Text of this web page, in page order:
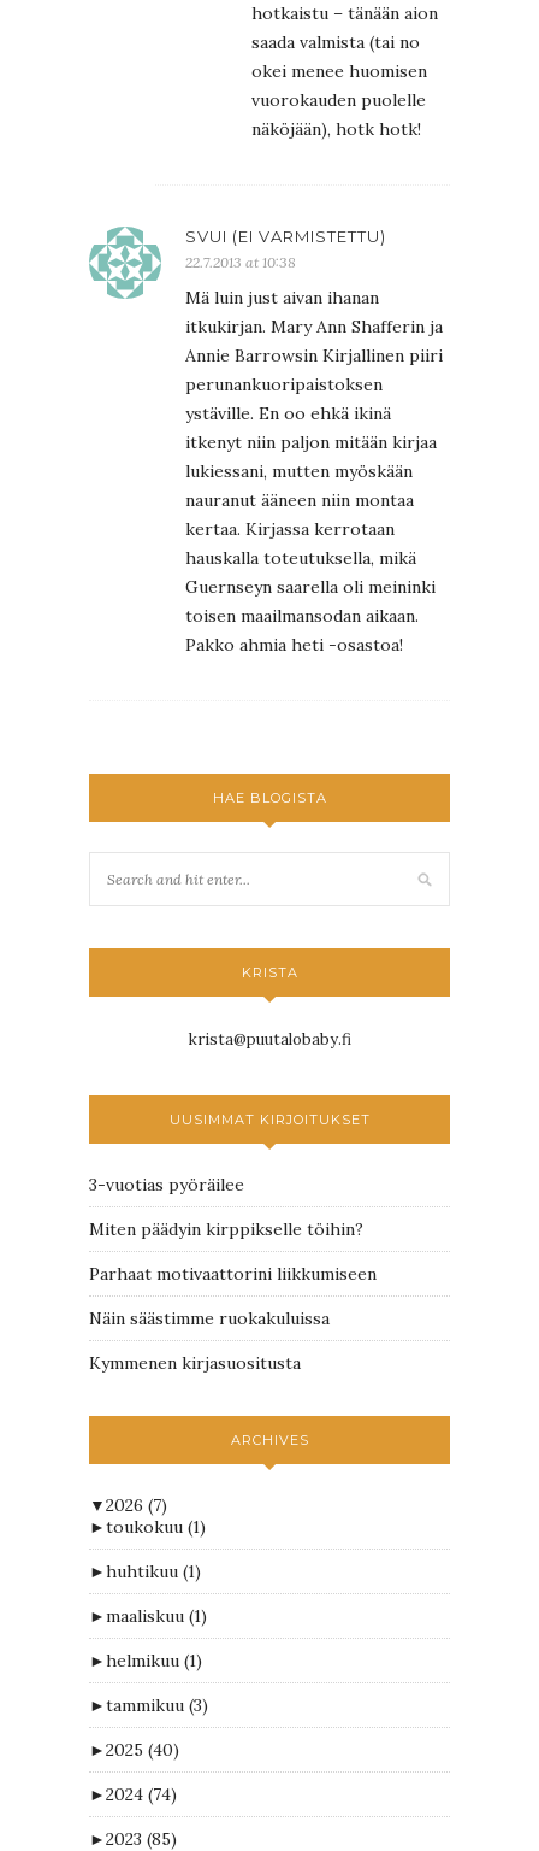
hotkaistu – tänään aion
saada valmista (tai no
okei menee huomisen
vuorokauden puolelle
näköjään), hotk hotk!
SVUI (EI VARMISTETTU)
22.7.2013 at 10:38
Mä luin just aivan ihanan
itkukirjan. Mary Ann Shafferin ja
Annie Barrowsin Kirjallinen piiri
perunankuoripaistoksen
ystäville. En oo ehkä ikinä
itkenyt niin paljon mitään kirjaa
lukiessani, mutten myöskään
nauranut ääneen niin montaa
kertaa. Kirjassa kerrotaan
hauskalla toteutuksella, mikä
Guernseyn saarella oli meininki
toisen maailmansodan aikaan.
Pakko ahmia heti -osastoa!
HAE BLOGISTA
KRISTA
krista@puutalobaby.fi
UUSIMMAT KIRJOITUKSET
3-vuotias pyöräilee
Miten päädyin kirppikselle töihin?
Parhaat motivaattorini liikkumiseen
Näin säästimme ruokakuluissa
Kymmenen kirjasuositusta
ARCHIVES
▼2026 (7)
►toukokuu (1)
►huhtikuu (1)
►maaliskuu (1)
►helmikuu (1)
►tammikuu (3)
►2025 (40)
►2024 (74)
►2023 (85)